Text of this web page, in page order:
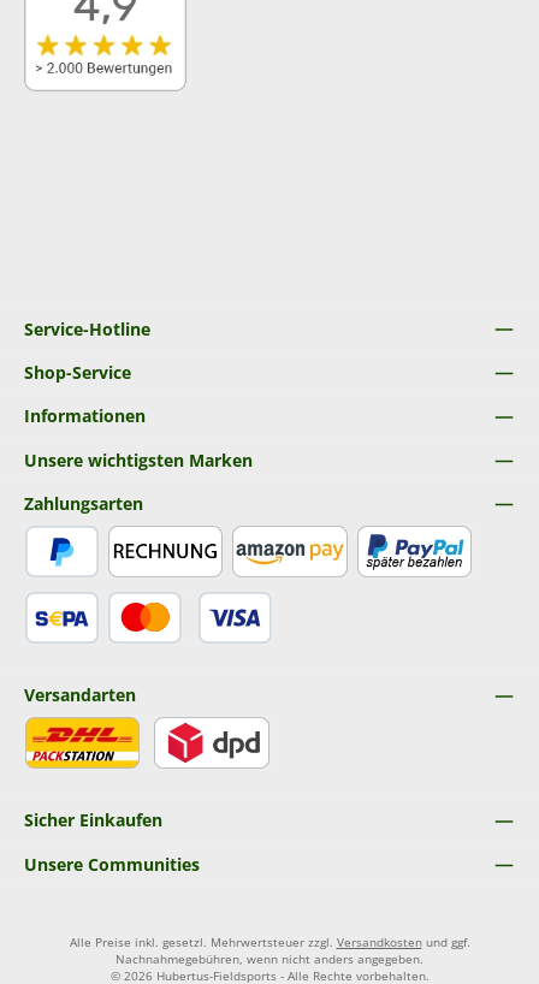
Service-Hotline
Shop-Service
Informationen
Unsere wichtigsten Marken
Sicher Einkaufen
Unsere Communities
Zahlungsarten
Versandarten
Alle Preise inkl. gesetzl. Mehrwertsteuer zzgl. Versandkostenund ggf.
Nachnahmegebühren, wenn nicht anders angegeben.
© 2026 Hubertus-Fieldsports - Alle Rechte vorbehalten.